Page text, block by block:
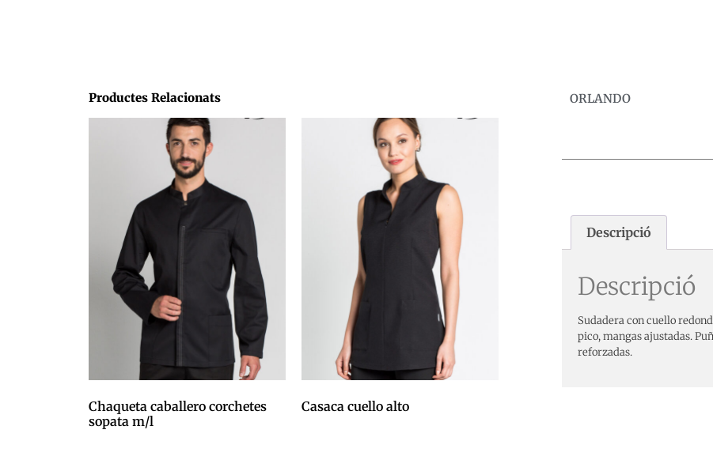
Productes Relacionats
Chaqueta caballero corchetes
sopata m/l
Casaca cuello alto
ORLANDO
Descripció
Descripció
Sudadera con cuello
pico, mangas ajustadas.
reforzadas.